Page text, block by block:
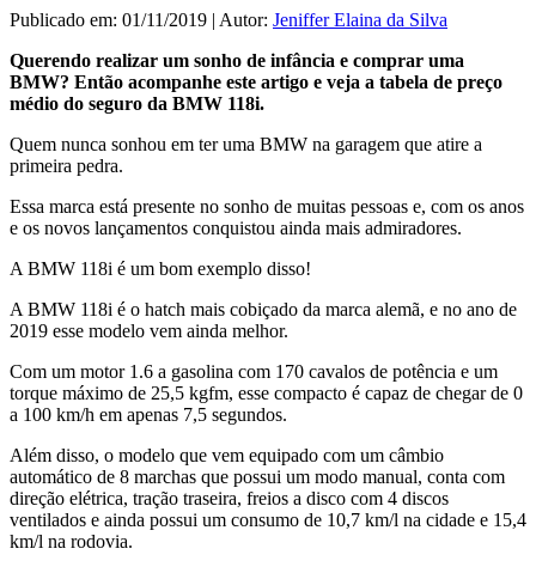
Publicado em: 01/11/2019 | Autor: Jeniffer Elaina da Silva
Querendo realizar um sonho de infância e comprar uma
BMW? Então acompanhe este artigo e veja a tabela de preço
médio do seguro da BMW 118i.
Quem nunca sonhou em ter uma BMW na garagem que atire a
primeira pedra.
Essa marca está presente no sonho de muitas pessoas e, com os anos
e os novos lançamentos conquistou ainda mais admiradores.
A BMW 118i é um bom exemplo disso!
A BMW 118i é o hatch mais cobiçado da marca alemã, e no ano de
2019 esse modelo vem ainda melhor.
Com um motor 1.6 a gasolina com 170 cavalos de potência e um
torque máximo de 25,5 kgfm, esse compacto é capaz de chegar de 0
a 100 km/h em apenas 7,5 segundos.
Além disso, o modelo que vem equipado com um câmbio
automático de 8 marchas que possui um modo manual, conta com
direção elétrica, tração traseira, freios a disco com 4 discos
ventilados e ainda possui um consumo de 10,7 km/l na cidade e 15,4
km/l na rodovia.